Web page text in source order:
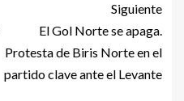
Siguiente
El Gol Norte se apaga.
Protesta de Biris Norte en el
partido clave ante el Levante